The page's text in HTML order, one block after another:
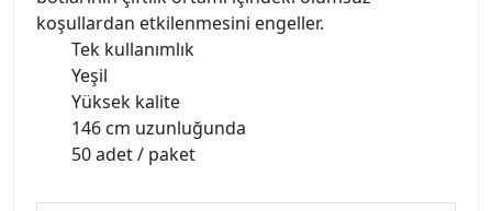
koşullardan etkilenmesini engeller.
Tek kullanımlık
Yeşil
Yüksek kalite
146 cm uzunluğunda
50 adet / paket